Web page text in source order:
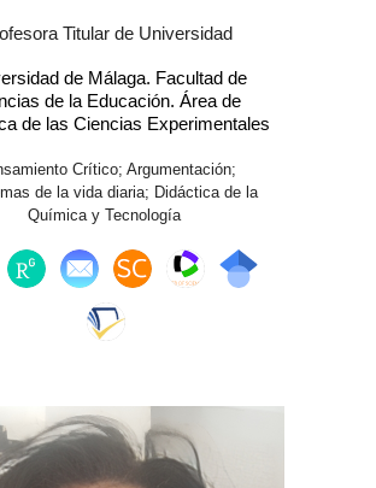
Titular de Universidad
de Málaga. Facultad de
de la Educación. Área de
de las Ciencias Experimentales
Crítico; Argumentación;
de la vida diaria; Didáctica de la
Química y Tecnología